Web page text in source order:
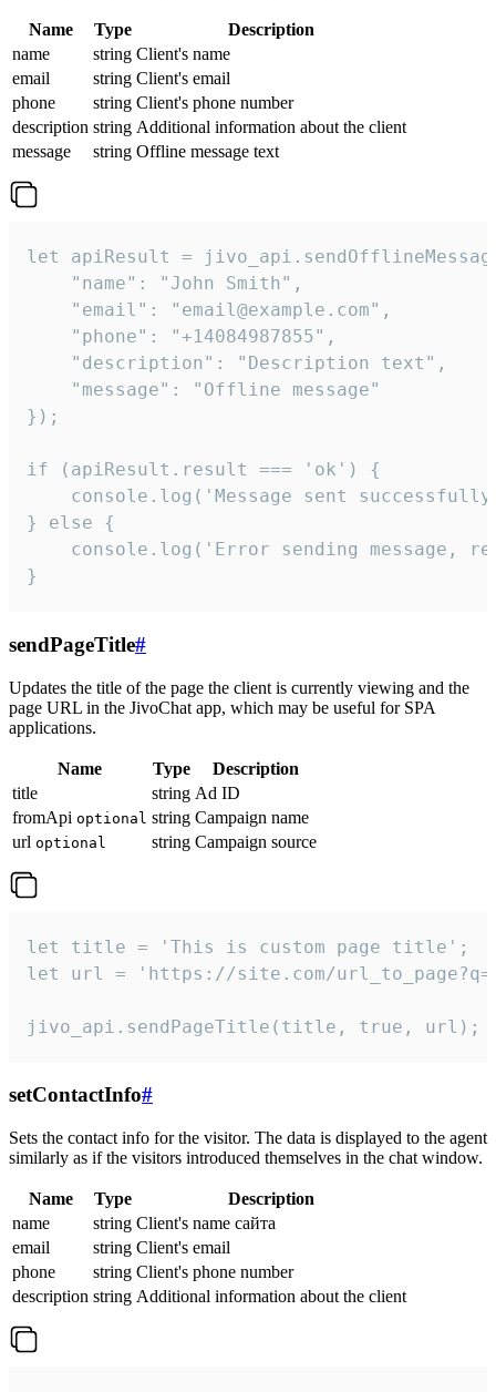
Name Type
Description
name
string Client's name
email
string Client's email
phone
string Client's phone number
description string Additional information about the client
message
string Offline message text
let apiResult =
    "name": "John Smith",
    "email": "email@example.com",
    "phone": "+14084987855",
    "description": "Description text",
    "message": "Offline message"
});
if (apiResult.result === 'ok') {
console.log('Message sent
} else {
console.log('Error sending message,
}
sendPageTitle#
Updates the title of the page the client is currently viewing and the
page URL in the JivoChat app, which may be useful for SPA
applications.
Name Type
Description
title
string Ad ID
fromApi optional string Campaign name
url optional string Campaign source
let title = 'This is custom page title';
let url = 'https://site.com/
jivo_api.sendPageTitle(title, true, url);
setContactInfo#
Sets the contact info for the visitor. The data is displayed to the agent
similarly as if the visitors introduced themselves in the chat window.
Name Type
Description
name
string Client's name сайта
email
string Client's email
phone
string Client's phone number
description string Additional information about the client